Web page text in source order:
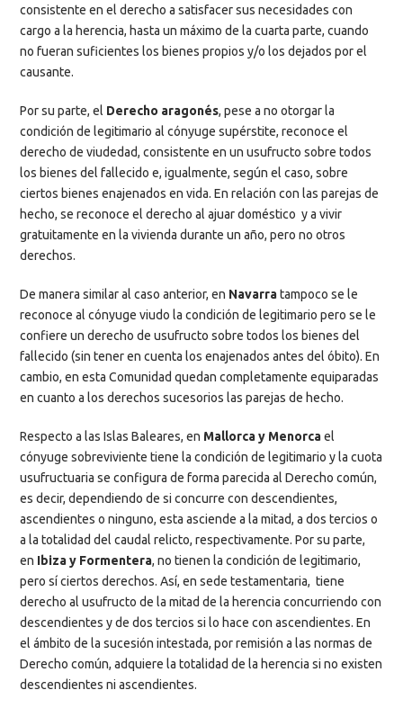
consistente en el derecho a satisfacer sus necesidades con
cargo a la herencia, hasta un máximo de la cuarta parte, cuando
no fueran suficientes los bienes propios y/o los dejados por el
causante.
Por su parte, el Derecho aragonés, pese a no otorgar la
condición de legitimario al cónyuge supérstite, reconoce el
derecho de viudedad, consistente en un usufructo sobre todos
los bienes del fallecido e, igualmente, según el caso, sobre
ciertos bienes enajenados en vida. En relación con las parejas de
hecho, se reconoce el derecho al ajuar doméstico y a vivir
gratuitamente en la vivienda durante un año, pero no otros
derechos.
De manera similar al caso anterior, en Navarratampoco se le
reconoce al cónyuge viudo la condición de legitimario pero se le
confiere un derecho de usufructo sobre todos los bienes del
fallecido (sin tener en cuenta los enajenados antes del óbito). En
cambio, en esta Comunidad quedan completamente equiparadas
en cuanto a los derechos sucesorios las parejas de hecho.
Respecto a las Islas Baleares, en Mallorca y Menorcael
cónyuge sobreviviente tiene la condición de legitimario y la cuota
usufructuaria se configura de forma parecida al Derecho común,
es decir, dependiendo de si concurre con descendientes,
ascendientes o ninguno, esta asciende a la mitad, a dos tercios o
a la totalidad del caudal relicto, respectivamente. Por su parte,
en Ibiza y Formentera, no tienen la condición de legitimario,
pero sí ciertos derechos. Así, en sede testamentaria, tiene
derecho al usufructo de la mitad de la herencia concurriendo con
descendientes y de dos tercios si lo hace con ascendientes. En
el ámbito de la sucesión intestada, por remisión a las normas de
Derecho común, adquiere la totalidad de la herencia si no existen
descendientes ni ascendientes.